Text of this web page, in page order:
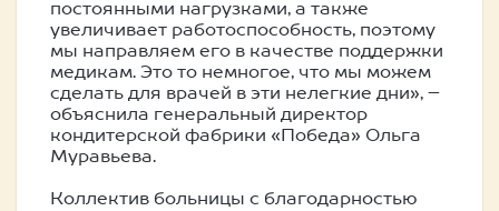
постоянными нагрузками, а также
увеличивает работоспособность, поэтому
мы направляем его в качестве поддержки
медикам. Это то немногое, что мы можем
сделать для врачей в эти нелегкие дни», –
объяснила генеральный директор
кондитерской фабрики «Победа» Ольга
Муравьева.
Коллектив больницы с благодарностью